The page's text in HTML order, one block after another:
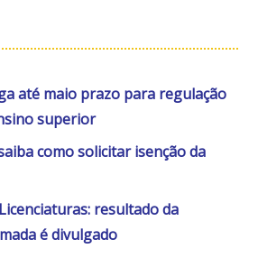
até maio prazo para regulação
superior
como solicitar isenção da
resultado da
é divulgado